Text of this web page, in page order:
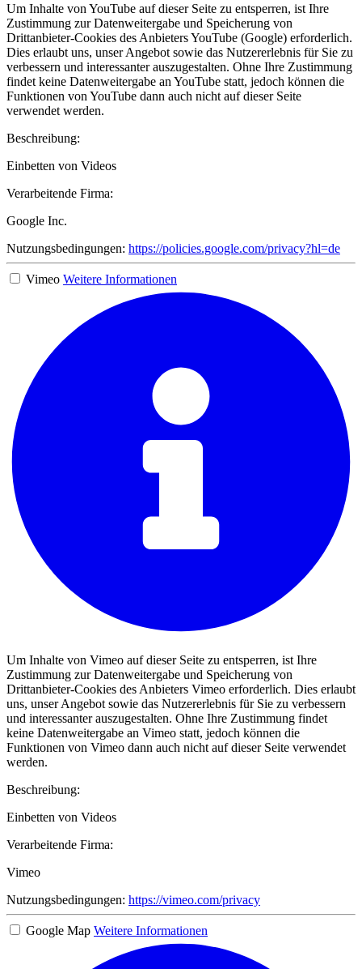
Um Inhalte von YouTube auf dieser Seite zu entsperren, ist Ihre
Zustimmung zur Datenweitergabe und Speicherung von
Drittanbieter-Cookies des Anbieters YouTube (Google) erforderlich.
Dies erlaubt uns, unser Angebot sowie das Nutzererlebnis für Sie zu
verbessern und interessanter auszugestalten. Ohne Ihre Zustimmung
findet keine Datenweitergabe an YouTube statt, jedoch können die
Funktionen von YouTube dann auch nicht auf dieser Seite
verwendet werden.
Beschreibung:
Einbetten von Videos
Verarbeitende Firma:
Google Inc.
Nutzungsbedingungen: https://policies.google.com/privacy?hl=de
Vimeo Weitere Informationen
Um Inhalte von Vimeo auf dieser Seite zu entsperren, ist Ihre
Zustimmung zur Datenweitergabe und Speicherung von
Drittanbieter-Cookies des Anbieters Vimeo erforderlich. Dies erlaubt
uns, unser Angebot sowie das Nutzererlebnis für Sie zu verbessern
und interessanter auszugestalten. Ohne Ihre Zustimmung findet
keine Datenweitergabe an Vimeo statt, jedoch können die
Funktionen von Vimeo dann auch nicht auf dieser Seite verwendet
werden.
Beschreibung:
Einbetten von Videos
Verarbeitende Firma:
Vimeo
Nutzungsbedingungen: https://vimeo.com/privacy
Google Map Weitere Informationen